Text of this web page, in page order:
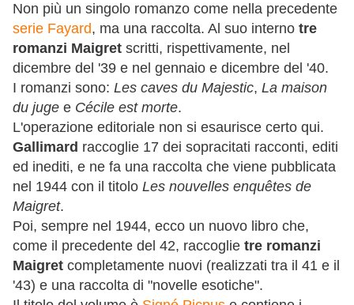
Non più un singolo romanzo come nella precedente
serie Fayard, ma una raccolta. Al suo interno tre
romanzi Maigret scritti, rispettivamente, nel
dicembre del '39 e nel gennaio e dicembre del '40.
I romanzi sono: Les caves du Majestic, La maison
du juge e Cécile est morte.
L'operazione editoriale non si esaurisce certo qui.
Gallimard raccoglie 17 dei sopracitati racconti, editi
ed inediti, e ne fa una raccolta che viene pubblicata
nel 1944 con il titolo Les nouvelles enquêtes de
Maigret.
Poi, sempre nel 1944, ecco un nuovo libro che,
come il precedente del 42, raccoglie tre romanzi
Maigret completamente nuovi (realizzati tra il 41 e il
'43) e una raccolta di "novelle esotiche".